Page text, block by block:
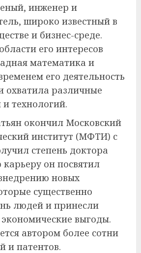
инженер и
широко известный в
и бизнес-среде.
его интересов
математика и
его деятельность
охватила различные
технологий.
окончил Московский
институт (МФТИ) с
степень доктора
он посвятил
новых
существенно
людей и принесли
выгоды.
автором более сотни
и патентов.